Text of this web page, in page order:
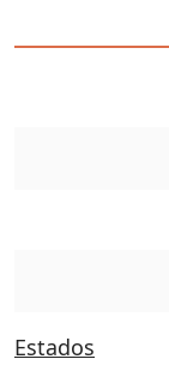
Estados